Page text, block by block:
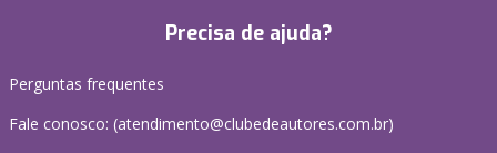
Precisa de ajuda?
Perguntas frequentes
Fale conosco: (atendimento@clubedeautores.com.br)